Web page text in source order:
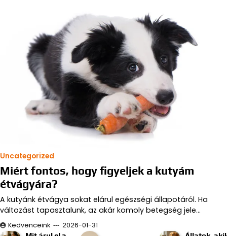
Uncategorized
Miért fontos, hogy figyeljek a kutyám
étvágyára?
A kutyánk étvágya sokat elárul egészségi állapotáról. Ha
változást tapasztalunk, az akár komoly betegség jele…
Kedvenceink
2026-01-31